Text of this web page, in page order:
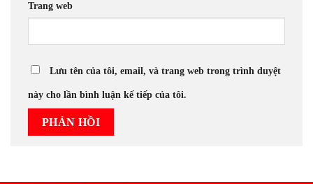
Trang web
Lưu tên của tôi, email, và trang web trong trình duyệt
này cho lần bình luận kế tiếp của tôi.